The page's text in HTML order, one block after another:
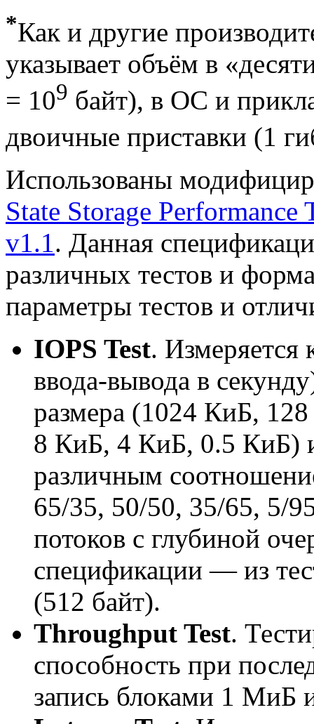
*Как и другие
указывает объём в
= 109 байт), в ОС и
двоичные приставки (1
Использованы
State Storage
v1.1. Данная
различных тестов и
параметры тестов и
IOPS Test. Измеряется
ввода-вывода в
размера (1024 КиБ,
8 КиБ, 4 КиБ, 0.5 КиБ)
различным
65/35, 50/50, 35/65, 5/
потоков с глубиной
спецификации — из
(512 байт).
Throughput Test.
способность при
запись блоками 1 МиБ